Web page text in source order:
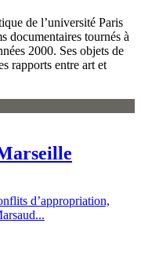
de l’université Paris
documentaires tournés à
2000. Ses objets de
rapports entre art et
d’appropriation,